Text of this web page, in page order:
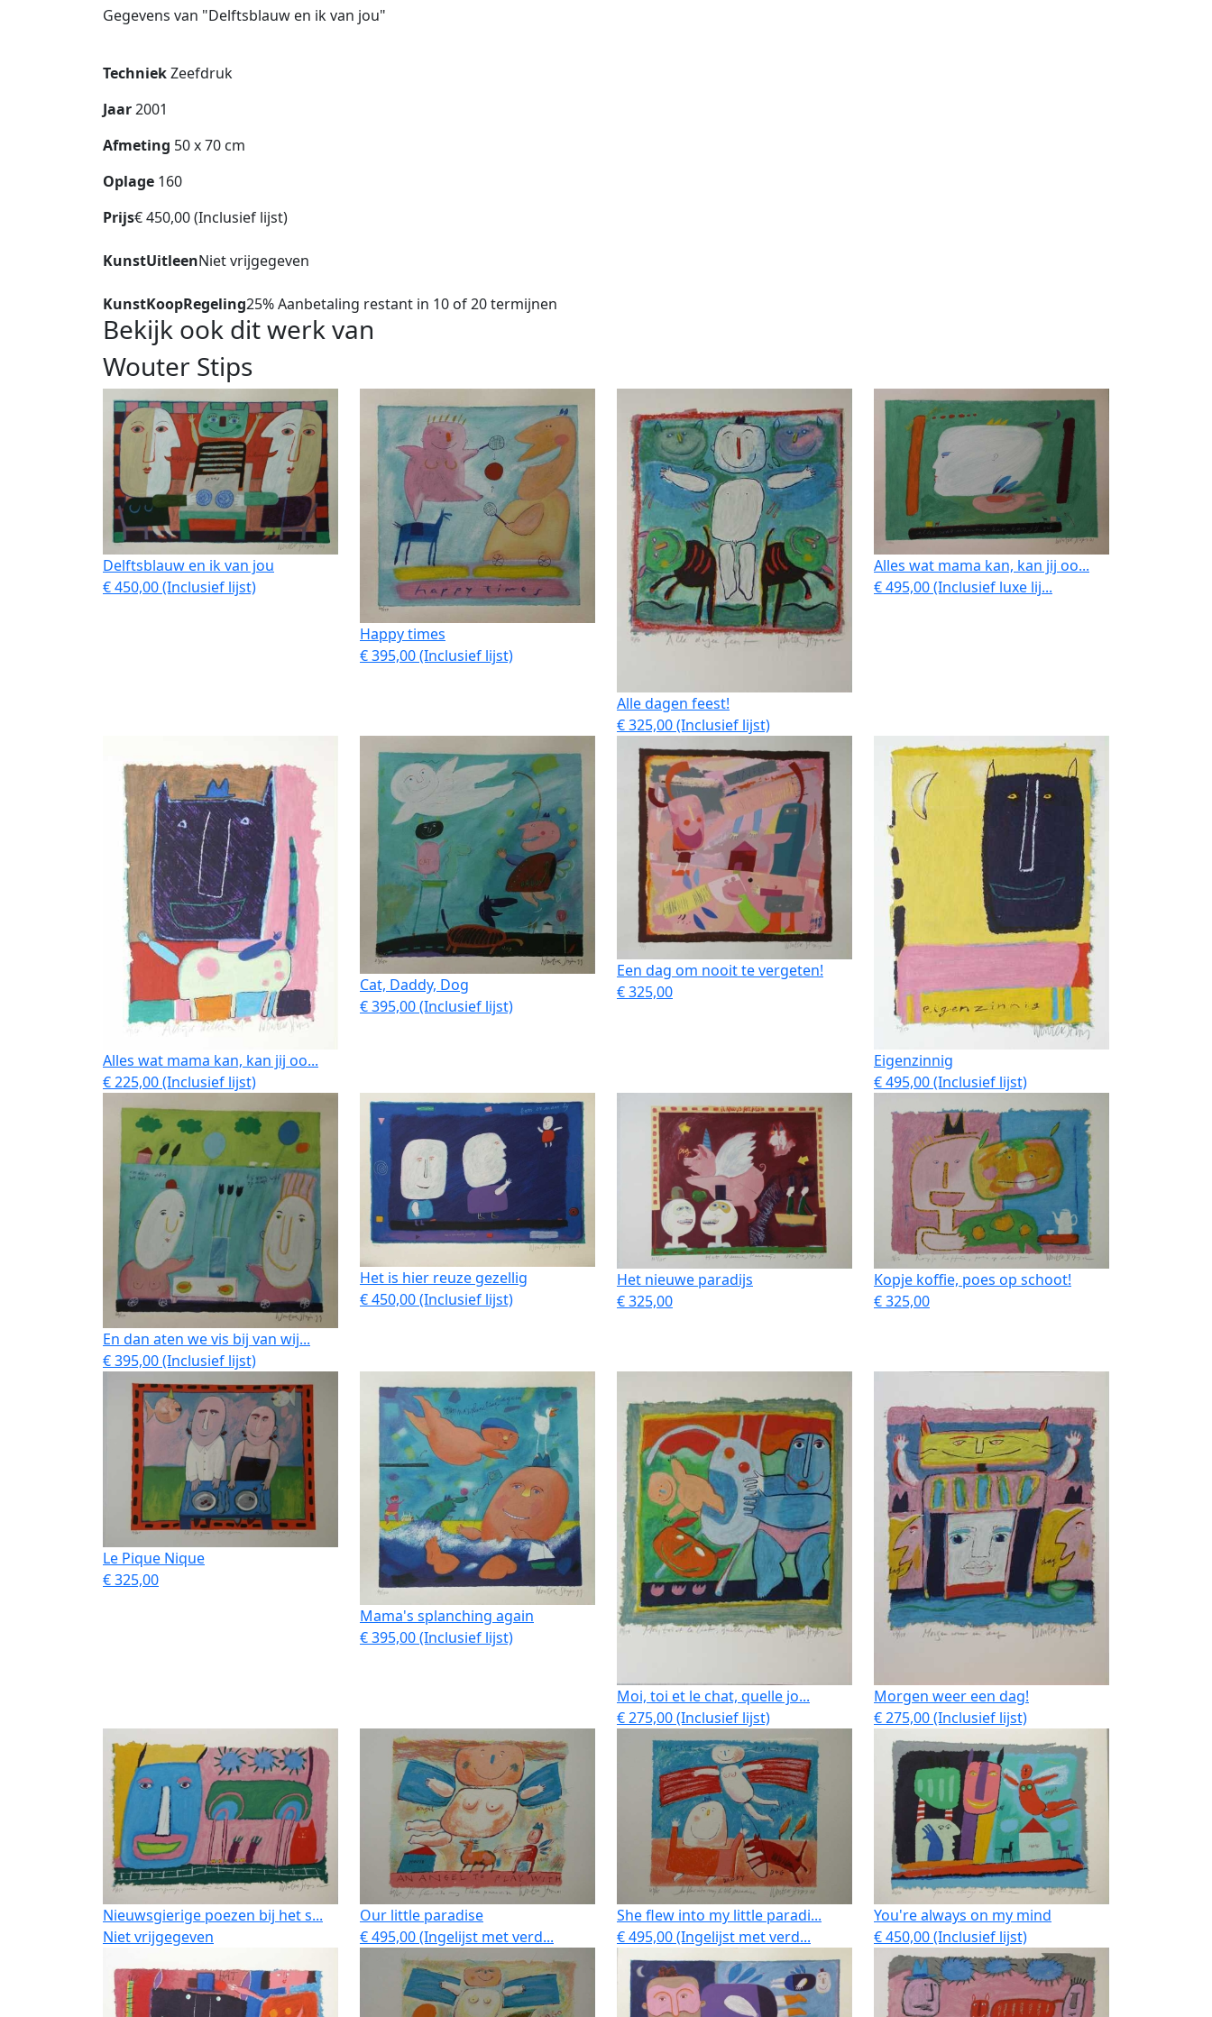
Gegevens van "Delftsblauw en ik van jou"
TechniekZeefdruk
Jaar2001
Afmeting 50 x 70 cm
Oplage 160
Prijs€ 450,00 (Inclusief lijst)
KunstUitleenNiet vrijgegeven
KunstKoopRegeling25% Aanbetaling restant in 10 of 20 termijnen
Bekijk ook dit werk van
Wouter Stips
Delftsblauw en ik van jou
€ 450,00 (Inclusief lijst)
Happy times
€ 395,00 (Inclusief lijst)
Alle dagen feest!
€ 325,00 (Inclusief lijst)
Alles wat mama kan, kan jij oo...
€ 495,00 (Inclusief luxe lij...
Alles wat mama kan, kan jij oo...
€ 225,00 (Inclusief lijst)
Cat, Daddy, Dog
€ 395,00 (Inclusief lijst)
Een dag om nooit te vergeten!
€ 325,00
Eigenzinnig
€ 495,00 (Inclusief lijst)
En dan aten we vis bij van wij...
€ 395,00 (Inclusief lijst)
Het is hier reuze gezellig
€ 450,00 (Inclusief lijst)
Het nieuwe paradijs
€ 325,00
Kopje koffie, poes op schoot!
€ 325,00
Le Pique Nique
€ 325,00
Mama's splanching again
€ 395,00 (Inclusief lijst)
Moi, toi et le chat, quelle jo...
€ 275,00 (Inclusief lijst)
Morgen weer een dag!
€ 275,00 (Inclusief lijst)
Nieuwsgierige poezen bij het s...
Niet vrijgegeven
Our little paradise
€ 495,00 (Ingelijst met verd...
She flew into my little paradi...
€ 495,00 (Ingelijst met verd...
You're always on my mind
€ 450,00 (Inclusief lijst)